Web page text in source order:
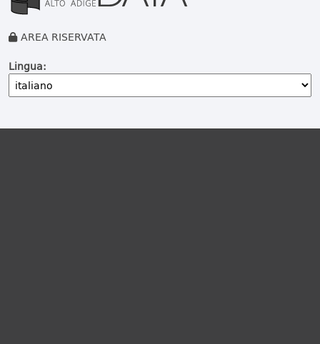
AREA RISERVATA
Lingua